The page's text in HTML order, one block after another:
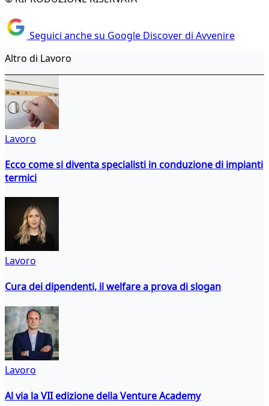
Seguici anche su Google Discover di Avvenire
Altro di Lavoro
Lavoro
Ecco come si diventa specialisti in conduzione di impianti
termici
Lavoro
Cura dei dipendenti, il welfare a prova di slogan
Lavoro
Al via la VII edizione della Venture Academy